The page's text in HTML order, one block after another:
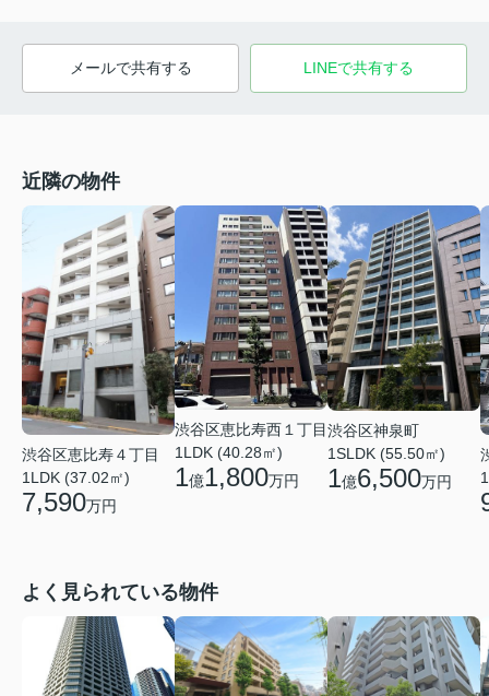
メールで共有する LINEで共有する
近隣の物件
渋谷区恵比寿４丁目
1LDK (37.02㎡)
7,590万円
渋谷区恵比寿西１丁目
1LDK (40.28㎡)
1億1,800万円
渋谷区神泉町
1SLDK (55.50㎡)
1億6,500万円
よく見られている物件